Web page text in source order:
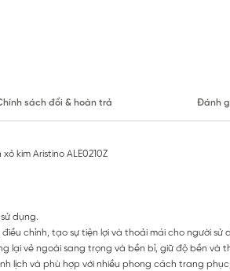
sách đổi & hoàn trả Đánh
kim Aristino ALE0210Z
dụng.
chỉnh, tạo sự tiện lợi và thoải mái cho người sử
lại vẻ ngoài sang trọng và bền bỉ, giữ độ bền và
lịch và phù hợp với nhiều phong cách trang